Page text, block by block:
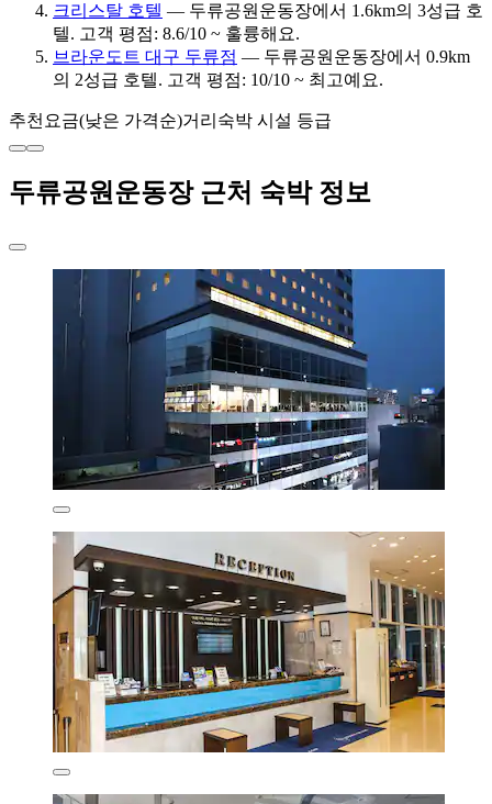
크리스탈 호텔 — 두류공원운동장에서 1.6km의 3성급 호
텔. 고객 평점: 8.6/10 ~ 훌륭해요.
브라운도트 대구 두류점 — 두류공원운동장에서 0.9km
의 2성급 호텔. 고객 평점: 10/10 ~ 최고예요.
추천 요금(낮은 가격순)거리 숙박 시설 등급
두류공원운동장 근처 숙박 정보